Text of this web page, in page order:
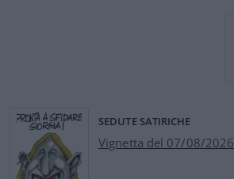
SEDUTE SATIRICHE
Vignetta del 07/08/2026